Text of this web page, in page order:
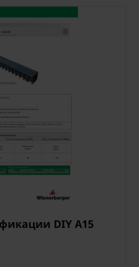
DIY A15